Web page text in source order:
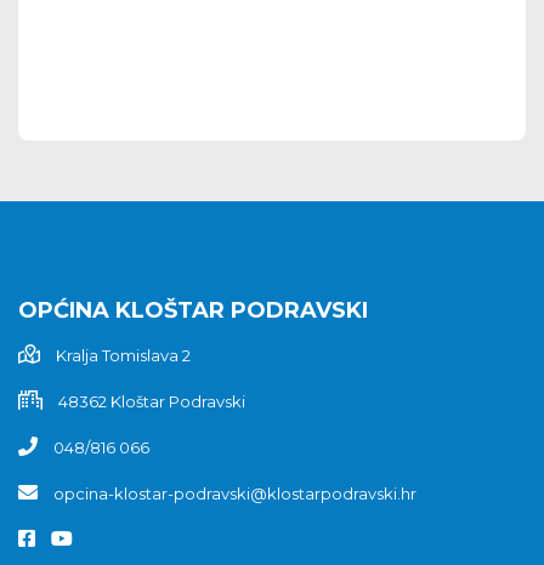
OPĆINA KLOŠTAR PODRAVSKI
Kralja Tomislava 2
48362 Kloštar Podravski
048/816 066
opcina-klostar-podravski@klostarpodravski.hr